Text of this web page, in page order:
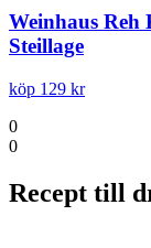
Weinhaus Reh
Steillage
köp 129 kr
0
0
Recept till